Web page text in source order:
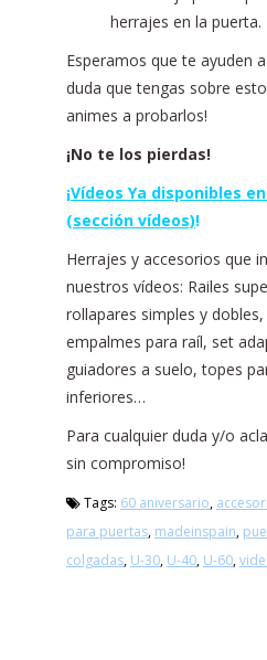
herrajes en la puerta.
Esperamos que te ayuden
duda que tengas sobre
animes a probarlos!
¡No te los pierdas!
¡Vídeos Ya disponibles
(sección vídeos)!
Herrajes y accesorios que
nuestros vídeos: Railes
rollapares simples y
empalmes para raíl, set
guiadores a suelo, topes
inferiores…
Para cualquier duda y/o
sin compromiso!
Tags: 60 aniversario,
para puertas, madeinspain,
colgadas, U-30, U-40, U-60,